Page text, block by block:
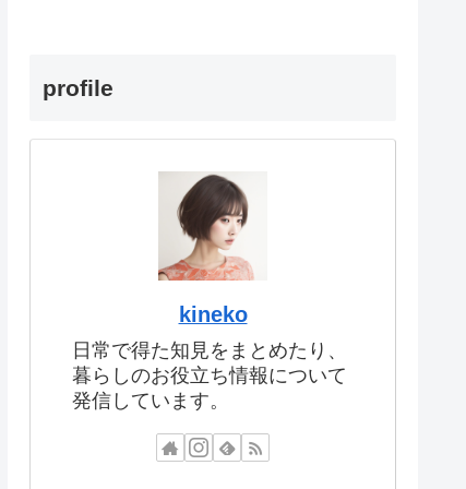
profile
kineko
日常で得た知見をまとめたり、
暮らしのお役立ち情報について
発信しています。